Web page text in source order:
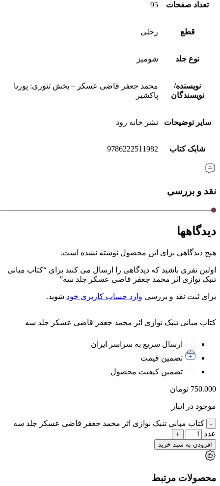
تعداد صفحات 95
قطع رحلی
نوع جلد شومیز
نویسنده/
نویسندگان
محمد جعفر قاضی عسکر – بخش تئوری: پوریا
پاکشیر
سایر توضیحات نشر خانه رود
شابک کتاب 9786222511982
نقد و بررسی
دیدگاهها
هیچ دیدگاهی برای این محصول نوشته نشده است.
اولین نفری باشید که دیدگاهی را ارسال می کنید برای “کتاب مبانی
تنبک نوازی اثر محمد جعفر قاضی عسکر جلد سه”
برای ثبت نقد و بررسی وارد حساب کاربری خود شوید.
کتاب مبانی تنبک نوازی اثر محمد جعفر قاضی عسکر جلد سه
ارسال سریع به سراسر ایران
تضمین قیمت
تضمین کیفیت محصول
750.000 تومان
موجود در انبار
کتاب مبانی تنبک نوازی اثر محمد جعفر قاضی عسکر جلد سه
عدد
افزودن به سبد خرید
محصولات مرتبط